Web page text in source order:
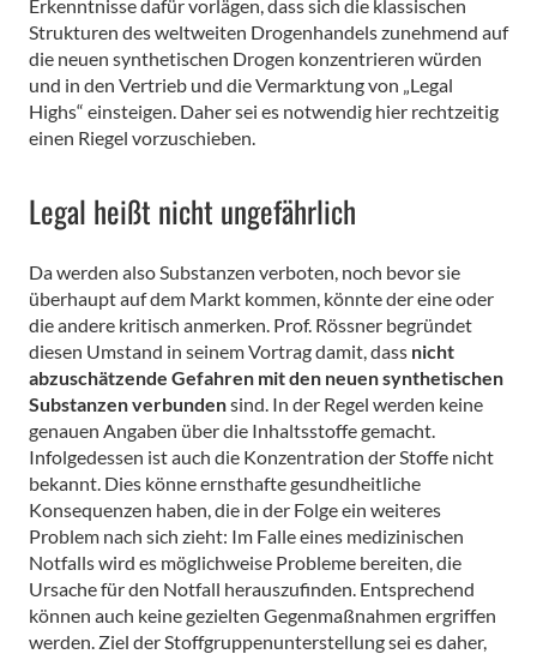
Erkenntnisse dafür vorlägen, dass sich die klassischen
Strukturen des weltweiten Drogenhandels zunehmend auf
die neuen synthetischen Drogen konzentrieren würden
und in den Vertrieb und die Vermarktung von „Legal
Highs“ einsteigen. Daher sei es notwendig hier rechtzeitig
einen Riegel vorzuschieben.
Legal heißt nicht ungefährlich
Da werden also Substanzen verboten, noch bevor sie
überhaupt auf dem Markt kommen, könnte der eine oder
die andere kritisch anmerken. Prof. Rössner begründet
diesen Umstand in seinem Vortrag damit, dass nicht
abzuschätzende Gefahren mit den neuen synthetischen
Substanzen verbundensind. In der Regel werden keine
genauen Angaben über die Inhaltsstoffe gemacht.
Infolgedessen ist auch die Konzentration der Stoffe nicht
bekannt. Dies könne ernsthafte gesundheitliche
Konsequenzen haben, die in der Folge ein weiteres
Problem nach sich zieht: Im Falle eines medizinischen
Notfalls wird es möglichweise Probleme bereiten, die
Ursache für den Notfall herauszufinden. Entsprechend
können auch keine gezielten Gegenmaßnahmen ergriffen
werden. Ziel der Stoffgruppenunterstellung sei es daher,